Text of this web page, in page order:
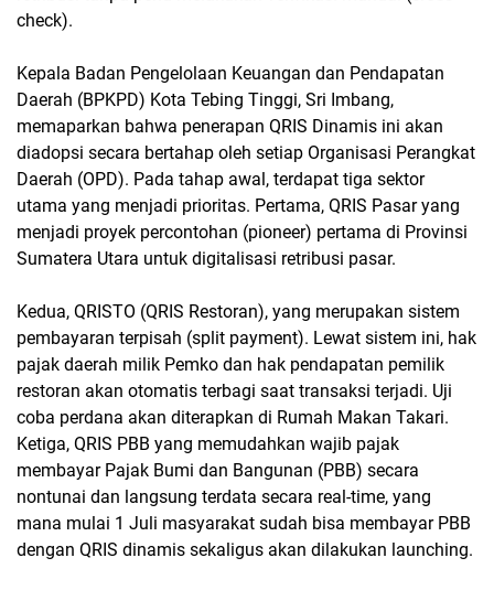
check).
Kepala Badan Pengelolaan Keuangan dan Pendapatan
Daerah (BPKPD) Kota Tebing Tinggi, Sri Imbang,
memaparkan bahwa penerapan QRIS Dinamis ini akan
diadopsi secara bertahap oleh setiap Organisasi Perangkat
Daerah (OPD). Pada tahap awal, terdapat tiga sektor
utama yang menjadi prioritas. Pertama, QRIS Pasar yang
menjadi proyek percontohan (pioneer) pertama di Provinsi
Sumatera Utara untuk digitalisasi retribusi pasar.
Kedua, QRISTO (QRIS Restoran), yang merupakan sistem
pembayaran terpisah (split payment). Lewat sistem ini, hak
pajak daerah milik Pemko dan hak pendapatan pemilik
restoran akan otomatis terbagi saat transaksi terjadi. Uji
coba perdana akan diterapkan di Rumah Makan Takari.
Ketiga, QRIS PBB yang memudahkan wajib pajak
membayar Pajak Bumi dan Bangunan (PBB) secara
nontunai dan langsung terdata secara real-time, yang
mana mulai 1 Juli masyarakat sudah bisa membayar PBB
dengan QRIS dinamis sekaligus akan dilakukan launching.